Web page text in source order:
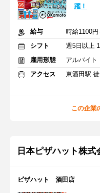
躍！
給与
時給1100円
シフト
週5日以上
雇用形態
アルバイト
アクセス
東酒田駅
この企業
日本ピザハット株式
ピザハット 酒田店